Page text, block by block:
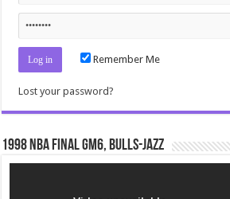
Remember Me
Lost your password?
1998 NBA Final gm6, Bulls-Jazz